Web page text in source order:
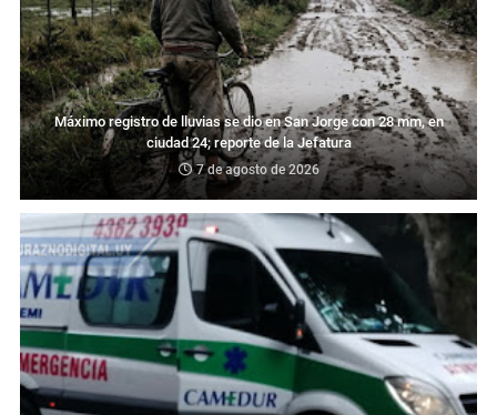
Máximo registro de lluvias se dio en San Jorge con 28 mm, en
ciudad 24; reporte de la Jefatura
7 de agosto de 2026